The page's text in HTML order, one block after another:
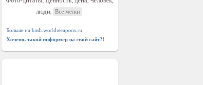
люди, Все метки
Больше на bash.worldweapons.ru
Хочешь такой информер на свой сайт?!